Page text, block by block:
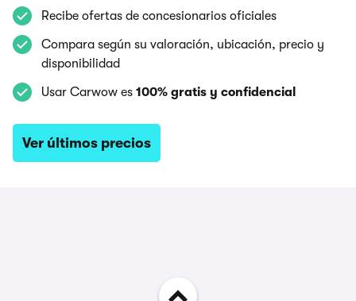
Recibe ofertas de concesionarios oficiales
Compara según su valoración, ubicación, precio y
disponibilidad
Usar Carwow es 100% gratis y confidencial
Ver últimos precios